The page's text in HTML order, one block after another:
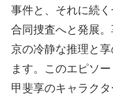
事件と、それに続
合同捜査へと発展
京の冷静な推理と
ます。このエピソ
甲斐享のキャラクタ